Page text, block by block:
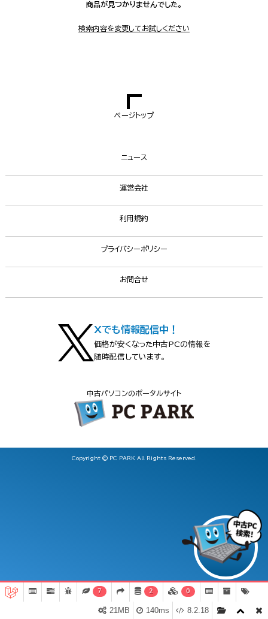
商品が見つかりませんでした。
検索内容を変更してお試しください
ページトップ
ニュース
運営会社
利用規約
プライバシーポリシー
お問合せ
Xでも情報配信中！
価格が安くなった中古PCの情報を
随時配信しています。
中古パソコンのポータルサイト
Copyright © PC PARK All Rights Reserved.
7 2 0
8.2.18
140ms
21MB